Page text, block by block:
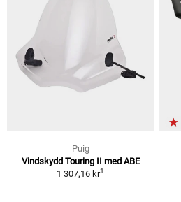
Puig
Vindskydd Touring II med ABE
1 307,16 kr1